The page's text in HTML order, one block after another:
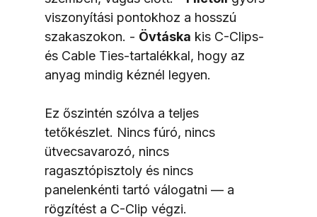
viszonyítási pontokhoz a hosszú
szakaszokon. - Övtáska kis C-Clips-
és Cable Ties-tartalékkal, hogy az
anyag mindig kéznél legyen.
Ez őszintén szólva a teljes
tetőkészlet. Nincs fúró, nincs
ütvecsavarozó, nincs
ragasztópisztoly és nincs
panelenkénti tartó válogatni — a
rögzítést a C-Clip végzi.